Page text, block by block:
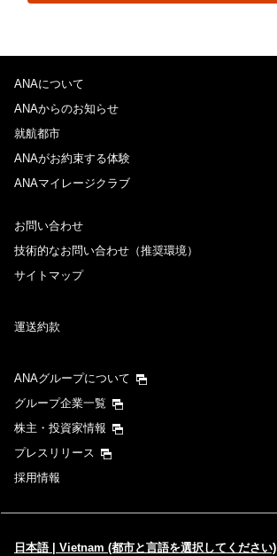
ANAについて
ANAからのお知らせ
就航都市
ANAがお約束する体験
ANAマイレージクラブ
お問い合わせ
技術的なお問い合わせ（推奨環境）
サイトマップ
運送約款
ANAグループについて
グループ企業一覧
株主・投資家情報
プレスリリース
採用情報
日本語 | Vietnam (都市と言語を選択してください)